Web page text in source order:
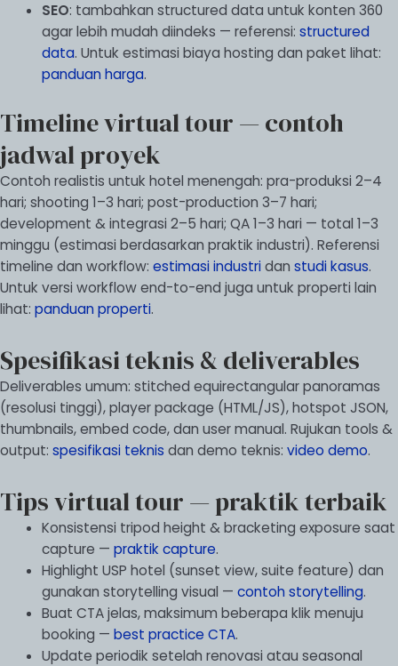
SEO: tambahkan structured data untuk konten 360
agar lebih mudah diindeks — referensi: structured
data. Untuk estimasi biaya hosting dan paket lihat:
panduan harga.
Timeline virtual tour — contoh
jadwal proyek
Contoh realistis untuk hotel menengah: pra-produksi 2–4
hari; shooting 1–3 hari; post-production 3–7 hari;
development & integrasi 2–5 hari; QA 1–3 hari — total 1–3
minggu (estimasi berdasarkan praktik industri). Referensi
timeline dan workflow: estimasi industridan studi kasus.
Untuk versi workflow end-to-end juga untuk properti lain
lihat: panduan properti.
Spesifikasi teknis & deliverables
Deliverables umum: stitched equirectangular panoramas
(resolusi tinggi), player package (HTML/JS), hotspot JSON,
thumbnails, embed code, dan user manual. Rujukan tools &
output: spesifikasi teknis dan demo teknis: video demo.
Tips virtual tour — praktik terbaik
Konsistensi tripod height & bracketing exposure saat
capture — praktik capture.
Highlight USP hotel (sunset view, suite feature) dan
gunakan storytelling visual — contoh storytelling.
Buat CTA jelas, maksimum beberapa klik menuju
booking — best practice CTA.
Update periodik setelah renovasi atau seasonal